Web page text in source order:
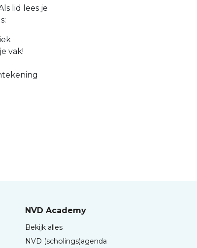
lid lees je
vak!
NVD Academy
Bekijk alles
NVD (scholings)agenda